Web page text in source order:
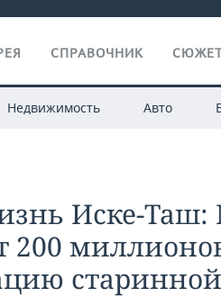
СПРАВОЧНИК
Недвижимость Авто
Иске-Таш:
200